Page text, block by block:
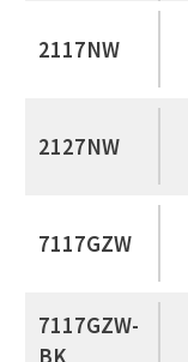
2117NW
2127NW
7117GZW
7117GZW-
BK